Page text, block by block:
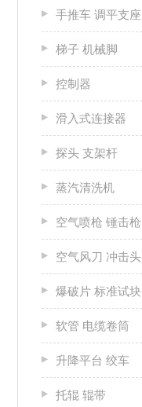
手推车 调平支座
梯子 机械脚
控制器
滑入式连接器
探头 支架杆
蒸汽清洗机
空气喷枪 锤击枪
空气风刀 冲击头
爆破片 标准试块
软管 电缆卷筒
升降平台 绞车
托辊 辊带